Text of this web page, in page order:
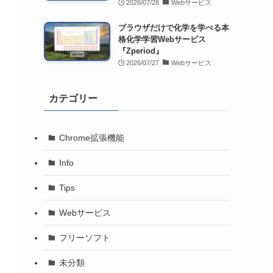
2026/07/28 Webサービス
ブラウザだけで化学を学べる本
格化学学習Webサービス
『Zperiod』
2026/07/27 Webサービス
カテゴリー
Chrome拡張機能
Info
Tips
Webサービス
フリーソフト
未分類